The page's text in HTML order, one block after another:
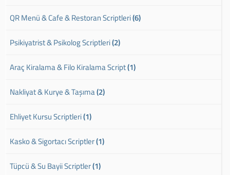
QR Menü & Cafe & Restoran Scriptleri(6)
Psikiyatrist & Psikolog Scriptleri(2)
Araç Kiralama & Filo Kiralama Script(1)
Nakliyat & Kurye & Taşıma(2)
Ehliyet Kursu Scriptleri(1)
Kasko & Sigortacı Scriptler(1)
Tüpcü & Su Bayii Scriptler(1)